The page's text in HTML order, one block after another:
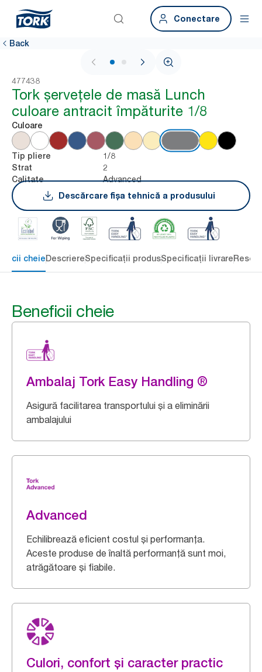
Conectare
Back
1 / 2
477438
Tork șervețele de masă Lunch
culoare antracit împăturite 1/8
Culoare
Tip pliere 1/8
Strat 2
Calitate
Advanced
Descărcare fișa tehnică a produsului
cheieDescriereSpecificații produsSpecificații livrare
Beneficii cheie
Ambalaj Tork Easy Handling ®
Asigură facilitarea transportului și a eliminării
ambalajului
Advanced
Echilibrează eficient costul și performanța.
Aceste produse de înaltă performanță sunt moi,
atrăgătoare și fiabile.
Culori, confort și caracter practic